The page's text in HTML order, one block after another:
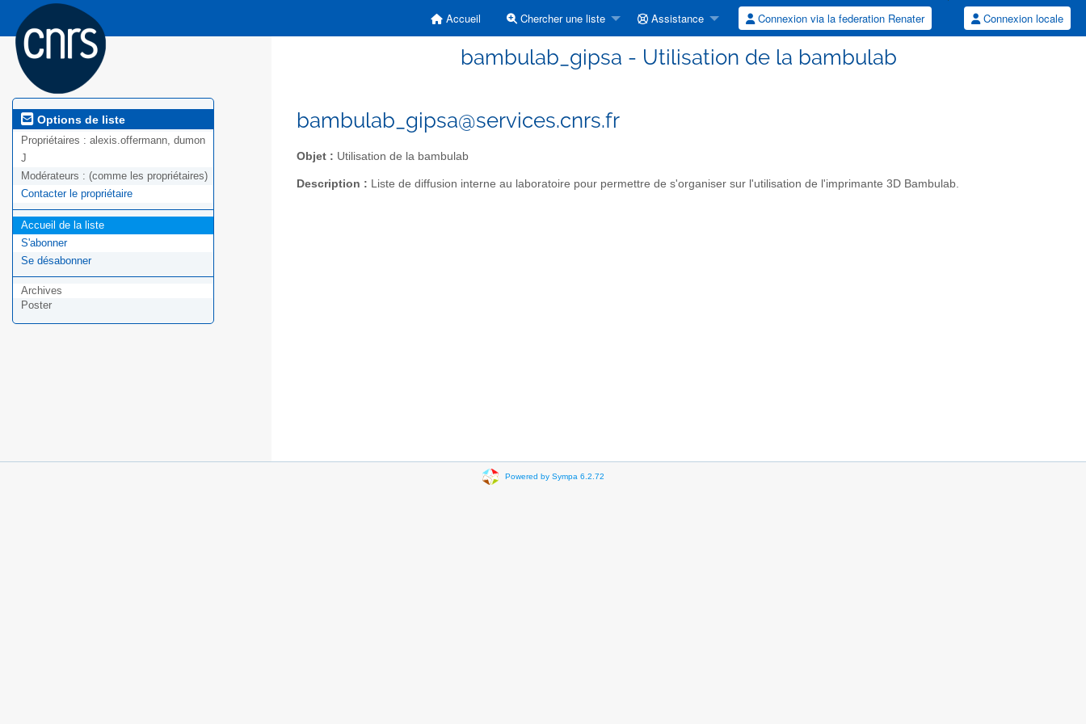
Accueil Chercher une liste Assistance Connexion via la federation Renater Connexion locale
bambulab_gipsa - Utilisation de la bambulab
Options de liste
Propriétaires : alexis.offermann, dumon
J
Modérateurs : (comme les propriétaires)
Contacter le propriétaire
Accueil de la liste
S'abonner
Se désabonner
Archives
Poster
bambulab_gipsa@services.cnrs.fr
Objet : Utilisation de la bambulab
Description : Liste de diffusion interne au laboratoire pour permettre de s'organiser sur l'utilisation de l'imprimante 3D Bambulab.
Powered by Sympa 6.2.72